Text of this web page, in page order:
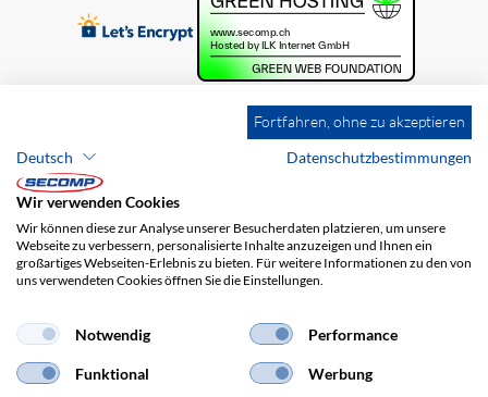
Brands Impressum
AGB
Haftungsausschluss
Versandkosten
Fortfahren, ohne zu akzeptieren
Deutsch
Datenschutzbestimmungen
Wir verwenden Cookies
Wir können diese zur Analyse unserer Besucherdaten platzieren, um unsere
Webseite zu verbessern, personalisierte Inhalte anzuzeigen und Ihnen ein
großartiges Webseiten-Erlebnis zu bieten. Für weitere Informationen zu den von
uns verwendeten Cookies öffnen Sie die Einstellungen.
Notwendig Performance
Funktional Werbung